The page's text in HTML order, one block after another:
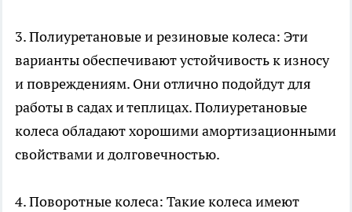
3. Полиуретановые и резиновые колеса: Эти
варианты обеспечивают устойчивость к износу
и повреждениям. Они отлично подойдут для
работы в садах и теплицах. Полиуретановые
колеса обладают хорошими амортизационными
свойствами и долговечностью.
4. Поворотные колеса: Такие колеса имеют